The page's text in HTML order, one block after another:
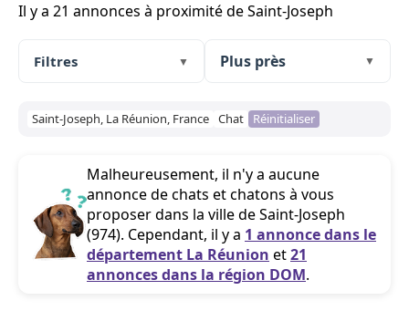
Il y a 21 annonces à proximité de Saint-Joseph
Filtres ▼ ▼
Saint-Joseph, La Réunion, France Chat Réinitialiser
Malheureusement, il n'y a aucune
annonce de chats et chatons à vous
proposer dans la ville de Saint-Joseph
(974). Cependant, il y a 1 annonce dans le
département La Réunion et21
annonces dans la région DOM.